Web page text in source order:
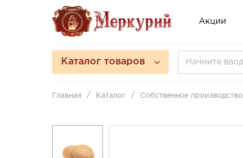
Акции
Каталог товаров
Главная Каталог Собственное производство